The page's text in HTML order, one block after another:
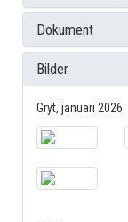
Dokument
Bilder
Gryt, januari 2026.